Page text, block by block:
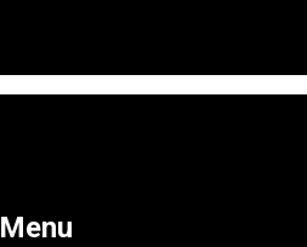
Menu